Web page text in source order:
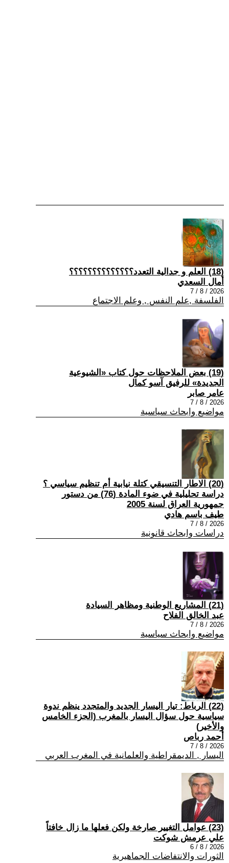
(18) العلم و جدالية التعدد؟؟؟؟؟؟؟؟؟؟؟؟؟؟
أمال السعدي
2026 / 8 / 7
الفلسفة ,علم النفس , وعلم الاجتماع
(19) بعض الملاحظات حول كتاب «الشيوعية
الجديدة» للرفيق آسو كمال
عامر صابر
2026 / 8 / 7
مواضيع وابحاث سياسية
(20) الاطار التنسيقي كتلة نيابية أم تنظيم سياسي ؟
دراسة تحليلية في ضوء المادة (76) من دستور
جمهورية العراق لسنة 2005
طيف باسم هادي
2026 / 8 / 7
دراسات وابحاث قانونية
(21) المشاريع الوطنية ومظاهر السيادة
عبد الخالق الفلاح
2026 / 8 / 7
مواضيع وابحاث سياسية
(22) الرباط: تيار اليسار الجديد والمتجدد ينظم ندوة
سياسية حول سؤال اليسار بالمغرب (الجزء الخامس
والأخير)
أحمد رباص
2026 / 8 / 7
اليسار , الديمقراطية والعلمانية في المغرب العربي
(23) عوامل التغيير صارخة ولكن فعلها ما زال خافتاً
علي عرمش شوكت
2026 / 8 / 6
الثورات والانتفاضات الجماهيرية